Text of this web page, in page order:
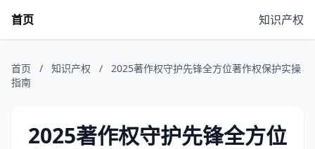
首页 知识产权
首页 / 知识产权 /
2025著作权守护先锋全方位著作权保护实操
指南
2025著作权守护先锋全方位